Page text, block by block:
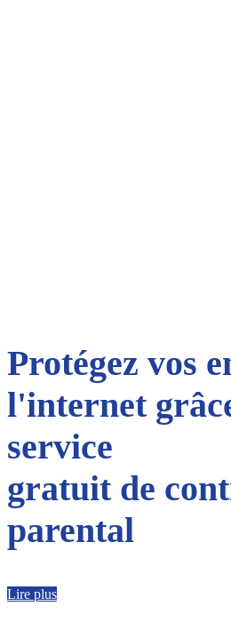
Protégez vos
l'internet
service
gratuit de
parental
Lire plus